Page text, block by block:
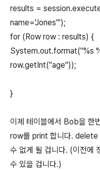
results =
name='Jones'");
for (Row row : results) {
System.out.format("%s
row.getInt("age"));
}
이제 테이블에서 Bob을 한
row를 print 합니다. delete
수 없게 될 겁니다. (이전에
수 있을 겁니다.)